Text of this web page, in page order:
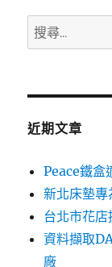
搜
尋
鍵
近期文章
Peace鐵盒
新北床墊
台北市花
資料擷取
廠